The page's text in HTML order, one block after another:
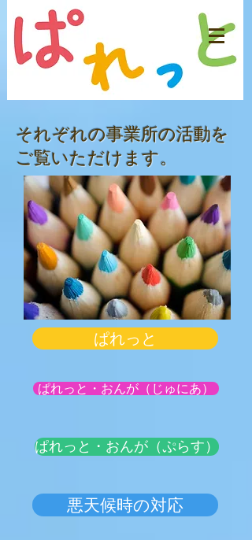
​それぞれの事業所の活動を
ご覧いただけます。
ぱれっと
ぱれっと・おんが（じゅにあ）
ぱれっと・おんが（ぷらす）
悪天候時の対応